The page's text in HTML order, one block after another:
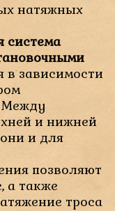
натяжных
система
в зависимости
Между
и нижней
и для
позволяют
а также
троса